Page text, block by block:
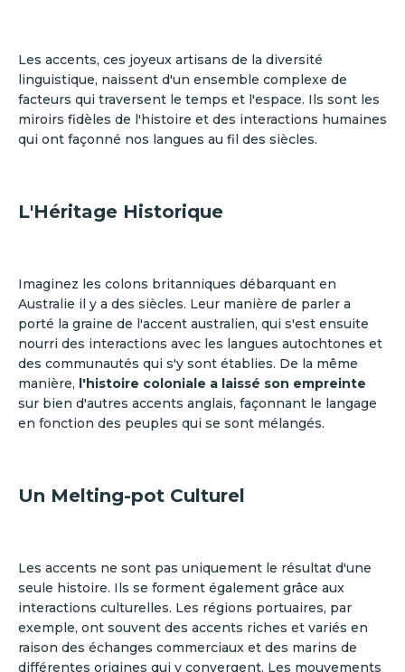
Les accents, ces joyeux artisans de la diversité
linguistique, naissent d'un ensemble complexe de
facteurs qui traversent le temps et l'espace. Ils sont les
miroirs fidèles de l'histoire et des interactions humaines
qui ont façonné nos langues au fil des siècles.
L'Héritage Historique
Imaginez les colons britanniques débarquant en
Australie il y a des siècles. Leur manière de parler a
porté la graine de l'accent australien, qui s'est ensuite
nourri des interactions avec les langues autochtones et
des communautés qui s'y sont établies. De la même
manière, l'histoire coloniale a laissé son empreinte
sur bien d'autres accents anglais, façonnant le langage
en fonction des peuples qui se sont mélangés.
Un Melting-pot Culturel
Les accents ne sont pas uniquement le résultat d'une
seule histoire. Ils se forment également grâce aux
interactions culturelles. Les régions portuaires, par
exemple, ont souvent des accents riches et variés en
raison des échanges commerciaux et des marins de
différentes origines qui y convergent. Les mouvements